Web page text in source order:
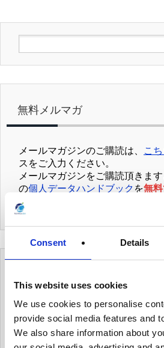
Consent Details
This website uses cookies
We use cookies to personalise
provide social media features and
We also share information about
無料メルマガ
メールマガジンのご購読は、 こ
スをご入力ください。
メールマガジンをご購読頂きま
の個人データハンドブック を無
す。
有用情報
有用情報_ガバナンス体制